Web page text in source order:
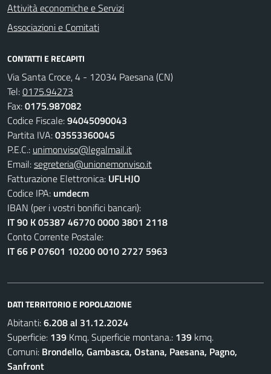
Attività economiche e Servizi
Associazioni e Comitati
CONTATTI E RECAPITI
Via Santa Croce, 4 - 12034 Paesana (CN)
Tel:0175.94273
Fax:0175.987082
Codice Fiscale:94045090043
Partita IVA:03553360045
P.E.C.: unimonviso@legalmail.it
Email:segreteria@unionemonviso.it
Fatturazione Elettronica: UFLHJO
Codice IPA: umdecm
IBAN (per i vostri bonifici bancari):
IT 90 K 05387 46770 0000 3801 2118
Conto Corrente Postale:
IT 66 P 07601 10200 0010 2727 5963
DATI TERRITORIO E POPOLAZIONE
Abitanti:6.208 al 31.12.2024
Superficie: 139 Kmq. Superficie montana.: 139 kmq.
Comuni: Brondello, Gambasca, Ostana, Paesana, Pagno,
Sanfront